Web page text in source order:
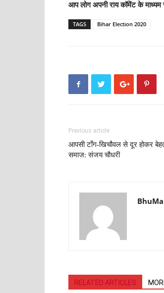
आप लोग अपनी राय कॉमेंट के
TAGS Bihar Election 2020
Previous article
आपसी टाँग-खिचौवल से दूर होकर
समाज: संजय चौधरी
RELATED ARTICLES